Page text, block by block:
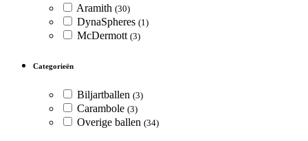
Aramith (30)
DynaSpheres (1)
McDermott (3)
Categorieën
Biljartballen (3)
Carambole (3)
Overige ballen (34)